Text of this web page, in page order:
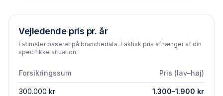
Vejledende pris pr. år
Estimater baseret på branchedata. Faktisk pris afhænger af din
specifikke situation.
Forsikringssum Pris (lav–høj)
300.000 kr 1.300–1.900 kr